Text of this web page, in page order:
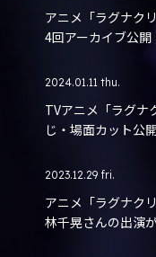
アニメ「ラグナク
4回アーカイブ公開
2024.01.11 thu.
TVアニメ「ラグナ
じ・場面カット公
2023.12.29 fri.
アニメ「ラグナク
林千晃さんの出演